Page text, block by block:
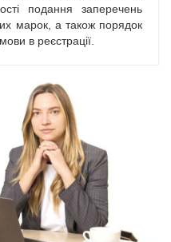
подання заперечень
марок, а також порядок
в реєстрації.